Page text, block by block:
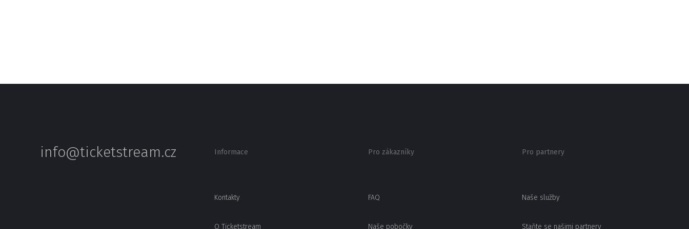
info@ticketstream.cz Informace
Kontakty
O Ticketstream
Pro zákazníky
FAQ
Naše pobočky
Pro partnery
Naše služby
Staňte se našimi partnery